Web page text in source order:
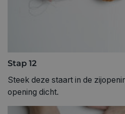
Stap 12
Steek deze staart in de
opening dicht.